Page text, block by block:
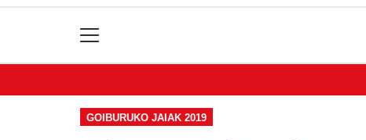
GOIBURUKO JAIAK 2019